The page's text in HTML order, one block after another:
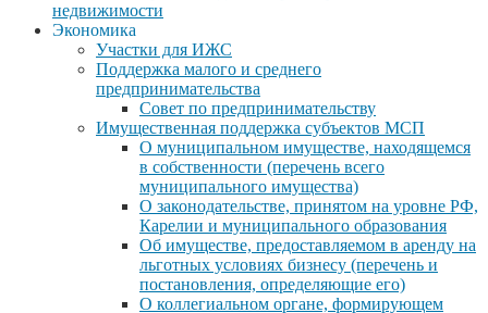
недвижимости
Экономика
Участки для ИЖС
Поддержка малого и среднего
предпринимательства
Совет по предпринимательству
Имущественная поддержка субъектов МСП
О муниципальном имуществе, находящемся
в собственности (перечень всего
муниципального имущества)
О законодательстве, принятом на уровне РФ,
Карелии и муниципального образования
Об имуществе, предоставляемом в аренду на
льготных условиях бизнесу (перечень и
постановления, определяющие его)
О коллегиальном органе, формирующем